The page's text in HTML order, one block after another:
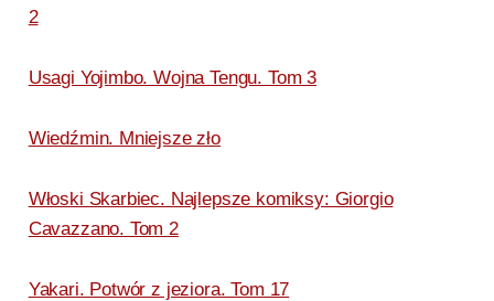
2
Usagi Yojimbo. Wojna Tengu. Tom 3
Wiedźmin. Mniejsze zło
Włoski Skarbiec. Najlepsze komiksy: Giorgio
Cavazzano. Tom 2
Yakari. Potwór z jeziora. Tom 17